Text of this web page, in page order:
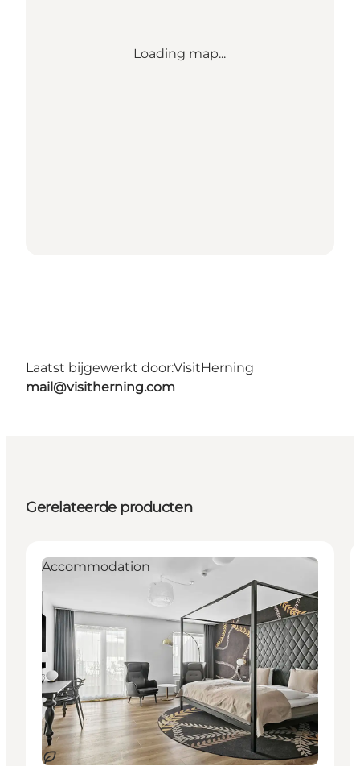
Loading map...
Laatst bijgewerkt door:VisitHerning
mail@visitherning.com
Gerelateerde producten
Duurzaam
Accommodation